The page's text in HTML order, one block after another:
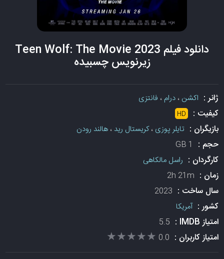
دانلود فیلم Teen Wolf: The Movie 2023
زیرنویس چسبیده
ژانر : اکشن ،درام ، فانتزی
کیفیت : HD
بازیگران : تایلر پوزی ،کریستال رید ،هالند رودن
حجم : 1 GB
کارگردان : راسل مالکاهی
زمان : 2h 21m
سال ساخت : 2023
کشور :آمریکا
امتیاز IMDB : 5.5
امتیاز کاربران : 0.0
★★★★★
★★★★★